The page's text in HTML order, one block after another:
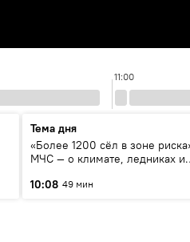
11:00
Тема дня
«Более 1200 сёл в зоне
МЧС — о климате, ледниках и
населения
10:08 49 мин